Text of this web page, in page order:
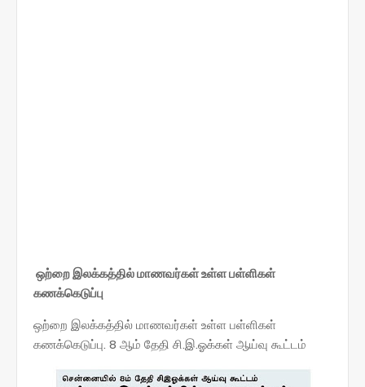
ஒற்றை இலக்கத்தில் மாணவர்கள் உள்ள பள்ளிகள்
கணக்கெடுப்பு
ஒற்றை இலக்கத்தில் மாணவர்கள் உள்ள பள்ளிகள்
கணக்கெடுப்பு. 8 ஆம் தேதி சி.இ.ஓக்கள் ஆய்வு கூட்டம்